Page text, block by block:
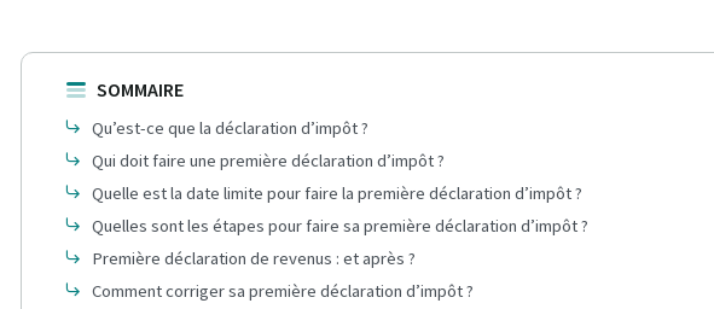
SOMMAIRE
Qu’est-ce que la déclaration d’impôt ?
Qui doit faire une première déclaration d’impôt ?
Quelle est la date limite pour faire la première déclaration d’impôt ?
Quelles sont les étapes pour faire sa première déclaration d’impôt ?
Première déclaration de revenus : et après ?
Comment corriger sa première déclaration d’impôt ?